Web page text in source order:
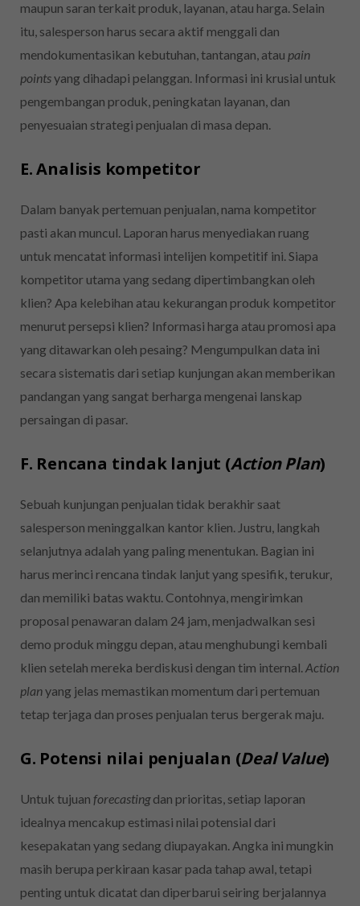
maupun saran terkait produk, layanan, atau harga. Selain
itu, salesperson harus secara aktif menggali dan
mendokumentasikan kebutuhan, tantangan, atau pain
pointsyang dihadapi pelanggan. Informasi ini krusial untuk
pengembangan produk, peningkatan layanan, dan
penyesuaian strategi penjualan di masa depan.
E. Analisis kompetitor
Dalam banyak pertemuan penjualan, nama kompetitor
pasti akan muncul. Laporan harus menyediakan ruang
untuk mencatat informasi intelijen kompetitif ini. Siapa
kompetitor utama yang sedang dipertimbangkan oleh
klien? Apa kelebihan atau kekurangan produk kompetitor
menurut persepsi klien? Informasi harga atau promosi apa
yang ditawarkan oleh pesaing? Mengumpulkan data ini
secara sistematis dari setiap kunjungan akan memberikan
pandangan yang sangat berharga mengenai lanskap
persaingan di pasar.
F. Rencana tindak lanjut (Action Plan)
Sebuah kunjungan penjualan tidak berakhir saat
salesperson meninggalkan kantor klien. Justru, langkah
selanjutnya adalah yang paling menentukan. Bagian ini
harus merinci rencana tindak lanjut yang spesifik, terukur,
dan memiliki batas waktu. Contohnya, mengirimkan
proposal penawaran dalam 24 jam, menjadwalkan sesi
demo produk minggu depan, atau menghubungi kembali
klien setelah mereka berdiskusi dengan tim internal.Action
planyang jelas memastikan momentum dari pertemuan
tetap terjaga dan proses penjualan terus bergerak maju.
G. Potensi nilai penjualan (Deal Value)
Untuk tujuan forecastingdan prioritas, setiap laporan
idealnya mencakup estimasi nilai potensial dari
kesepakatan yang sedang diupayakan. Angka ini mungkin
masih berupa perkiraan kasar pada tahap awal, tetapi
penting untuk dicatat dan diperbarui seiring berjalannya